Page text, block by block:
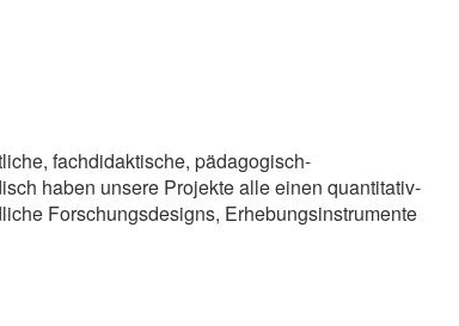
fachdidaktische, pädagogisch-
haben unsere Projekte alle einen quantitativ-
Forschungsdesigns, Erhebungsinstrumente